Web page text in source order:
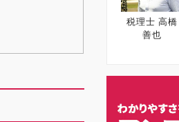
税理士 高橋
善也